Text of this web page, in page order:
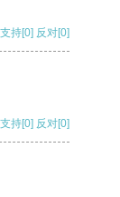
支持[0] 反对[0]
支持[0] 反对[0]